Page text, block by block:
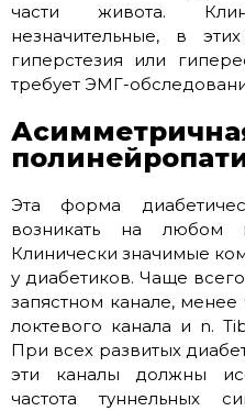
части живота.
незначительные, в
гиперстезия или
требует ЭМГ-
Эта форма
возникать на любом
Клинически значимые
у диабетиков. Чаще
запястном канале, менее
локтевого канала и n.
При всех развитых
эти каналы должны
частота туннельных